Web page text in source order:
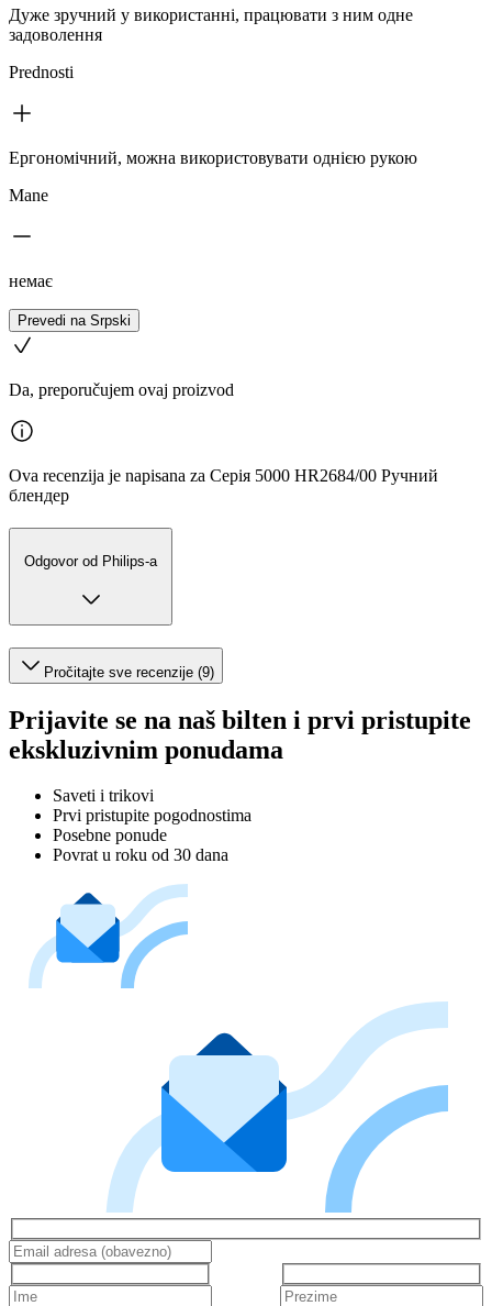
Дуже зручний у використанні, працювати з ним одне
задоволення
Prednosti
Ергономічний, можна використовувати однією рукою
Mane
немає
Prevedi na Srpski
Da, preporučujem ovaj proizvod
Ova recenzija je napisana za Серія 5000 HR2684/00 Ручний
блендер
Odgovor od Philips-a
Pročitajte sve recenzije (9)
Prijavite se na naš bilten i prvi pristupite
ekskluzivnim ponudama
Saveti i trikovi
Prvi pristupite pogodnostima
Posebne ponude
Povrat u roku od 30 dana